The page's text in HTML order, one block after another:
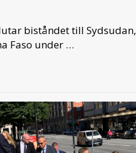
biståndet till Sydsudan,
Faso under …